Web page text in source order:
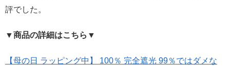
評でした。
▼商品の詳細はこちら▼
【母の日 ラッピング中】 100％ 完全遮光 99％ではダメな